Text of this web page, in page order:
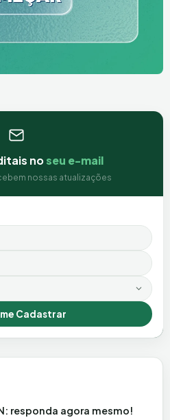
noseu e-mail
nossas atualizações
Cadastrar
responda agora mesmo!